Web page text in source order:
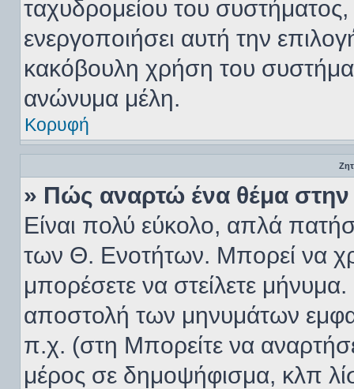
ταχυδρομείου του συστήματος,
ενεργοποιήσει αυτή την
κακόβουλη χρήση του
ανώνυμα μέλη.
Κορυφή
» Πώς αναρτώ ένα θέμα
Είναι πολύ εύκολο, απλά
των Θ. Ενοτήτων. Μπορεί να
μπορέσετε να στείλετε μήνυμα.
αποστολή των μηνυμάτων
π.χ. (στη Μπορείτε να
μέρος σε δημοψήφισμα, κλπ